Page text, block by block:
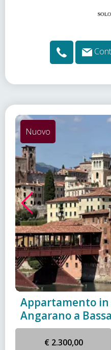
Nuovo
Appartamento
Angarano a
€ 2.300,00